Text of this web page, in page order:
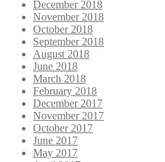
December 2018
November 2018
October 2018
September 2018
August 2018
June 2018
March 2018
February 2018
December 2017
November 2017
October 2017
June 2017
May 2017